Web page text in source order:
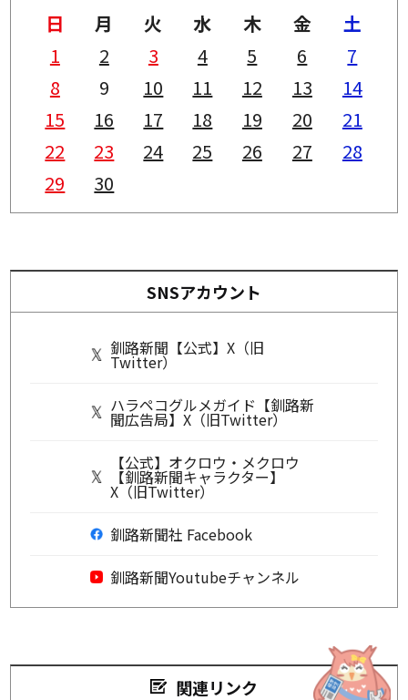
日 月 火 水 木 金
土
1
2 3 4 5 6
7
8
9 10 11 12 13
14
15
16 17 18 19 20
21
22
23 24 25 26 27
28
29
30
SNSアカウント
釧路新聞【公式】X（旧
Twitter）
ハラペコグルメガイド【釧路新
聞広告局】X（旧Twitter）
【公式】オクロウ・メクロウ
【釧路新聞キャラクター】
X（旧Twitter）
釧路新聞社 Facebook
釧路新聞Youtubeチャンネル
関連リンク